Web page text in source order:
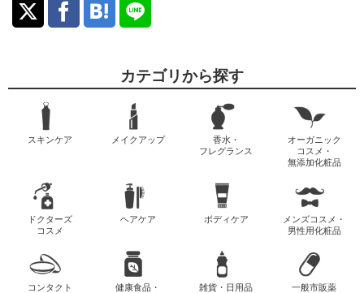
カテゴリから探す
スキンケア メイクアップ
香水・
フレグランス
オーガニック
コスメ・
無添加化粧品
ドクターズ
コスメ
ヘアケア ボディケア
メンズコスメ・
男性用化粧品
コンタクト 健康食品・ 雑貨・日用品 一般市販薬